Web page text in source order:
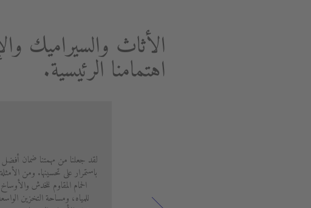
الأثاث والسيراميك
اهتمامنا الرئيسية.
لقد جعلنا من مهمتنا ضمان أفضل
باستمرار على تحسينها. ومن
الحمام المقاوم للخدش
للمياه، ومساحة التخزين